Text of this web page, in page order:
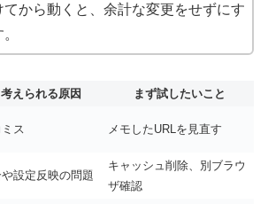
てから動くと、余計な変更をせずにす
考えられる原因
まず試したいこと
ス メモしたURLを見直す
設定反映の問題
キャッシュ削除、別ブラウ
ザ確認